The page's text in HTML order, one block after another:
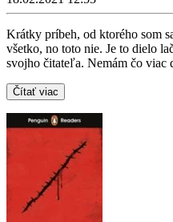
Krátky príbeh, od ktorého som
všetko, no toto nie. Je to dielo
svojho čitateľa. Nemám čo viac
Čítať viac